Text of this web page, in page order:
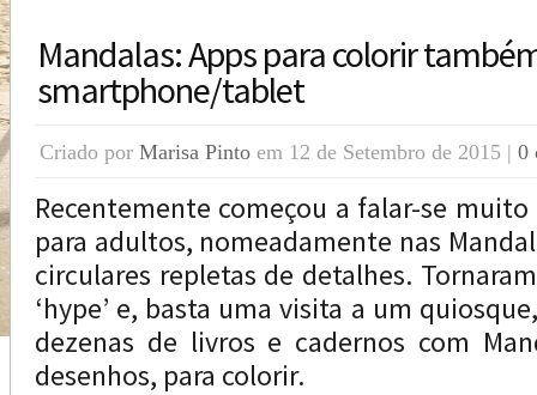
Mandalas: Apps para colorir
smartphone/tablet
Criado por Marisa Pinto em 12 de Setembro de 2015 | 0
Recentemente começou a falar-se
para adultos, nomeadamente nas
circulares repletas de detalhes.
‘hype’ e, basta uma visita a um
dezenas de livros e cadernos com
desenhos, para colorir.